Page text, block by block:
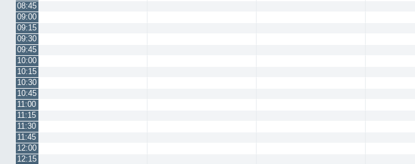
08:45
09:00
09:15
09:30
09:45
10:00
10:15
10:30
10:45
11:00
11:15
11:30
11:45
12:00
12:15